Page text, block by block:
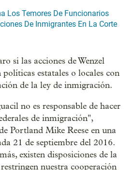
Los Temores De Funcionarios
De Inmigrantes En La Corte
si las acciones de Wenzel
estatales o locales con
de la ley de inmigración.
no es responsable de hacer
de inmigración",
Portland Mike Reese en una
21 de septiembre del 2016.
existen disposiciones de la
nuestra cooperación